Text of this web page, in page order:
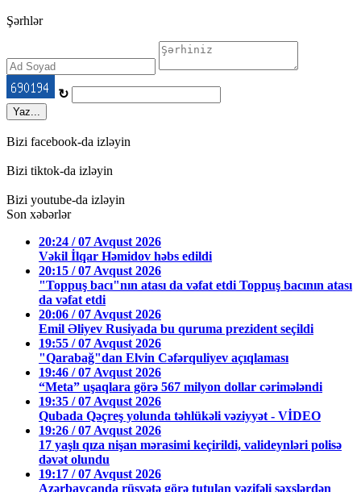
Şərhlər
↻
Yaz...
Bizi facebook-da izləyin
Bizi tiktok-da izləyin
Bizi youtube-da izləyin
Son xəbərlər
20:24 / 07 Avqust 2026
Vəkil İlqar Həmidov həbs edildi
20:15 / 07 Avqust 2026
"Toppuş bacı"nın atası da vəfat etdi Toppuş bacının atası
da vəfat etdi
20:06 / 07 Avqust 2026
Emil Əliyev Rusiyada bu quruma prezident seçildi
19:55 / 07 Avqust 2026
"Qarabağ"dan Elvin Cəfərquliyev açıqlaması
19:46 / 07 Avqust 2026
“Meta” uşaqlara görə 567 milyon dollar cərimələndi
19:35 / 07 Avqust 2026
Qubada Qəçreş yolunda təhlükəli vəziyyət - VİDEO
19:26 / 07 Avqust 2026
17 yaşlı qıza nişan mərasimi keçirildi, valideynləri polisə
dəvət olundu
19:17 / 07 Avqust 2026
Azərbaycanda rüşvətə görə tutulan vəzifəli şəxslərdən